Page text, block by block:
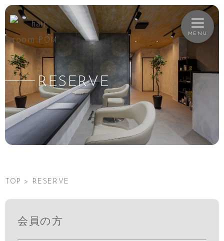
RESERVE
TOP > RESERVE
会員の方